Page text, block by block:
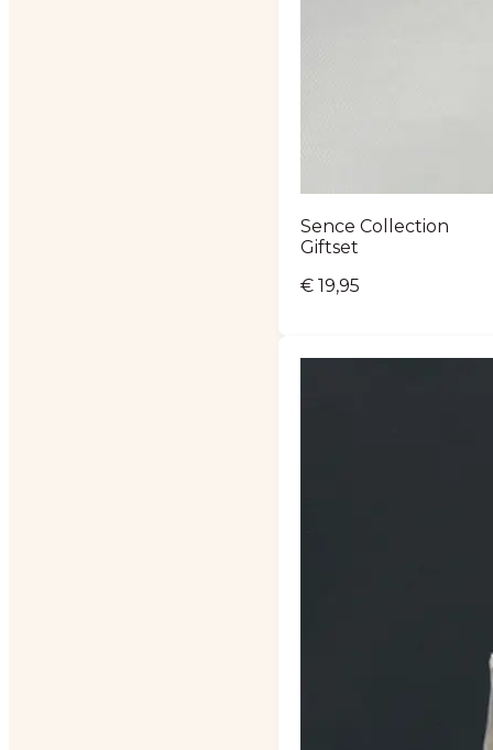
Sence Collection
Giftset
€ 19,95